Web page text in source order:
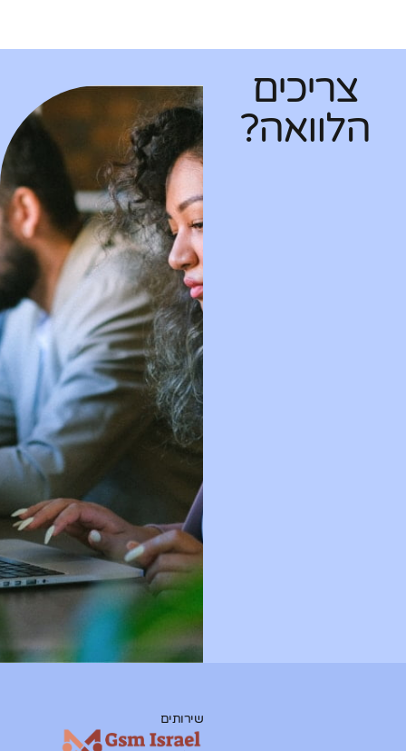
צריכים
הלוואה?
שירותים